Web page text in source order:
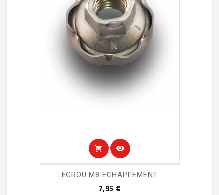
shopping_cart visibility
ECROU M8 ECHAPPEMENT
7,95 €